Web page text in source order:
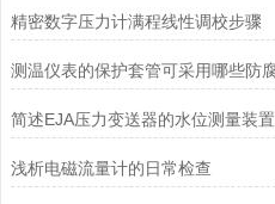
精密数字压力计满程线性调校步骤
简述EJA压力变送器的水位测量装置
浅析电磁流量计的日常检查